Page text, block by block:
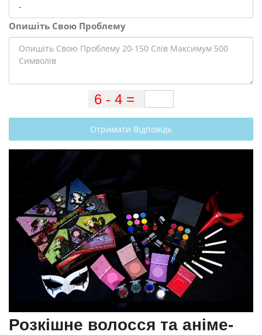
Опишіть Свою Проблему
Отримати Відповідь
Розкішне волосся та аніме-